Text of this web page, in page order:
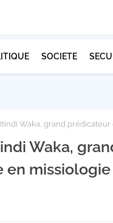
SOCIETE
Itindi Waka, grand
Waka,
en missiologie